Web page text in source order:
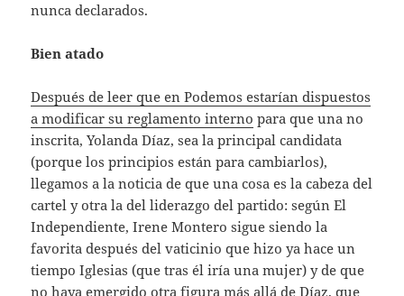
nunca declarados.
Bien atado
Después de leer que en Podemos estarían dispuestos
a modificar su reglamento interno para que una no
inscrita, Yolanda Díaz, sea la principal candidata
(porque los principios están para cambiarlos),
llegamos a la noticia de que una cosa es la cabeza del
cartel y otra la del liderazgo del partido: según El
Independiente, Irene Montero sigue siendo la
favorita después del vaticinio que hizo ya hace un
tiempo Iglesias (que tras él iría una mujer) y de que
no haya emergido otra figura más allá de Díaz, que